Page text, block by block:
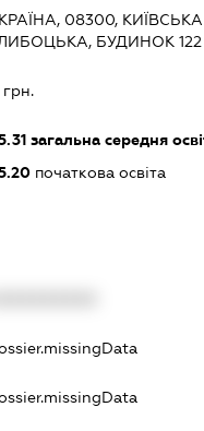
08300,
БУДИНОК 122
загальна середня
початкова освіта